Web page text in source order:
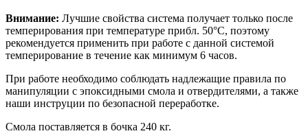
Внимание: Лучшие свойства система получает только после
темперирования при температуре прибл. 50°C, поэтому
рекомендуется применить при работе с данной системой
темперирование в течение как минимум 6 часов.
При работе необходимо соблюдать надлежащие правила по
манипуляции с эпоксидными смола и отвердителями, а также
наши инструции по безопасной переработке.
Смола поставляется в бочка 240 кг.